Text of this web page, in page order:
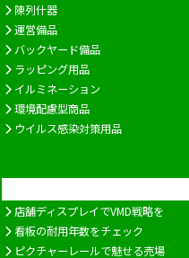
陳列什器
運営備品
バックヤード備品
ラッピング用品
イルミネーション
環境配慮型商品
ウイルス感染対策用品
店舗ディスプレイでVMD戦略を
看板の耐用年数をチェック
ピクチャーレールで魅せる売場